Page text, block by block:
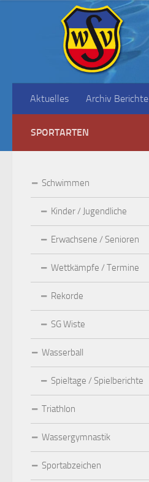
Aktuelles Archiv Berichte
SPORTARTEN
Schwimmen
Kinder / Jugendliche
Erwachsene / Senioren
Wettkämpfe / Termine
Rekorde
SG Wiste
Wasserball
Spieltage / Spielberichte
Triathlon
Wassergymnastik
Sportabzeichen